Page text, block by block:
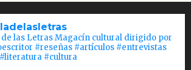
de las Letras Magacín cultural dirigido por
#reseñas #artículos #entrevistas
#cultura